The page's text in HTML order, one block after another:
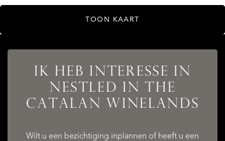
TOON KAART
IK HEB INTERESSE IN
NESTLED IN THE
CATALAN WINELANDS
Wilt u een bezichtiging inplannen of heeft u een